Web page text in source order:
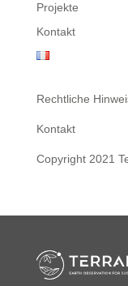
Projekte
Kontakt
Rechtliche
Kontakt
Copyright 2021